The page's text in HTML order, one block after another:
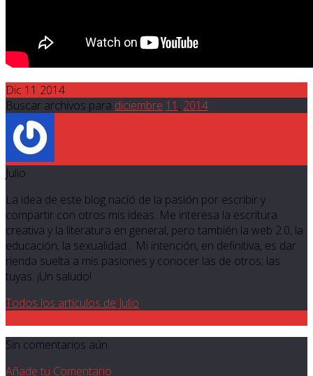
Dic 11 2014
Buscar archivos para diciembre 11 , 2014
Julio
La idea de este blog nació de la pasión por escribir y
compartir con otros mis ideas. Me interesa la escritura
creativa y la literatura en general, pero también la web 2.0, la
educación, la sexualidad... Mi intención, en definitiva, es dar
rienda suelta a mis pasiones y conocer las de otros; las
tuyas. ¡Un saludo!
Todos los artículos de Julio
Sin comentarios aún.
Añade tu Comentario